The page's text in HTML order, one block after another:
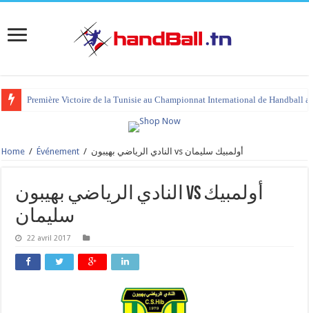
Première Victoire de la Tunisie au Championnat International de Handball
Home / Événement / النادي الرياضي بهيبون vs أولمبيك سليمان
النادي الرياضي بهيبون vs أولمبيك
سليمان
22 avril 2017